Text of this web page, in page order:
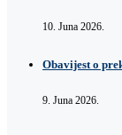
10. Juna 2026.
Obavijest o
9. Juna 2026.